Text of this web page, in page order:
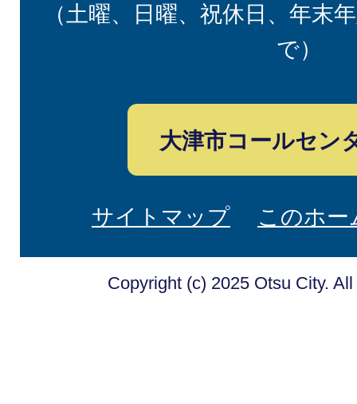
（土曜、日曜、祝休日、年末
で）
大津市コールセン
サイトマップ このホ
Copyright (c) 2025 Otsu City.